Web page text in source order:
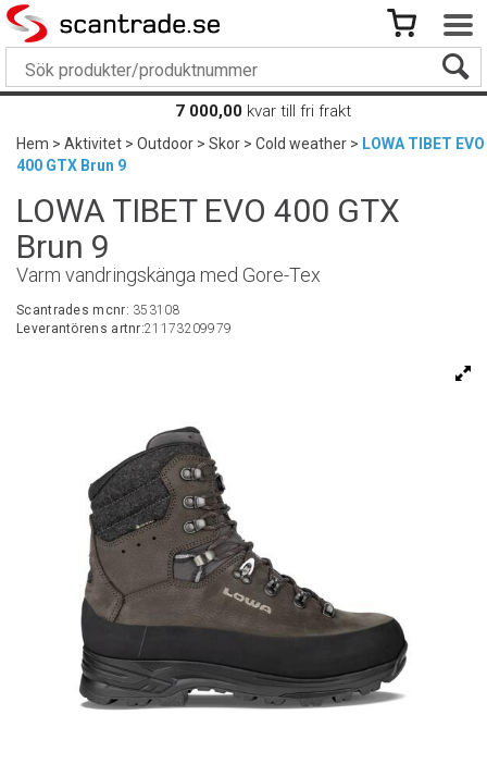
7 000,00 kvar till fri frakt
Hem>Aktivitet>Outdoor>Skor>Cold weather> LOWA TIBET EVO
400 GTX Brun 9
LOWA TIBET EVO 400 GTX
Brun 9
Varm vandringskänga med Gore-Tex
Scantrades mcnr: 353108
Leverantörens artnr:21173209979